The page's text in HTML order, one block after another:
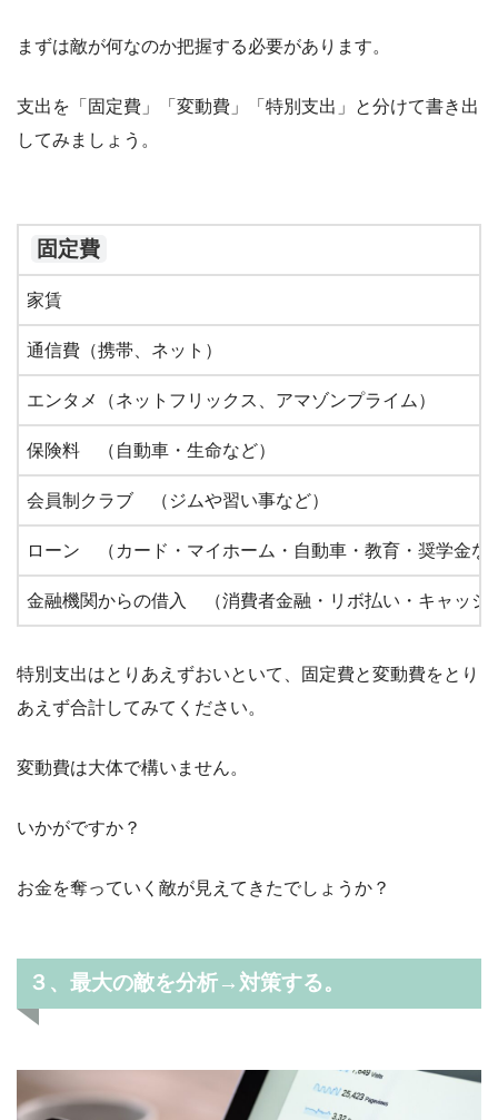
まずは敵が何なのか把握する必要があります。
支出を「固定費」「変動費」「特別支出」と分けて書き出
してみましょう。
固定費
家賃
通信費（携帯、ネット）
エンタメ（ネットフリックス、アマゾンプライム）
保険料 （自動車・生命など）
会員制クラブ （ジムや習い事など）
ローン （カード・マイホーム・自動車・教育・奨学金な
金融機関からの借入 （消費者金融・リボ払い・キャッシ
特別支出はとりあえずおいといて、固定費と変動費をとり
あえず合計してみてください。
変動費は大体で構いません。
いかがですか？
お金を奪っていく敵が見えてきたでしょうか？
３、最大の敵を分析→対策する。